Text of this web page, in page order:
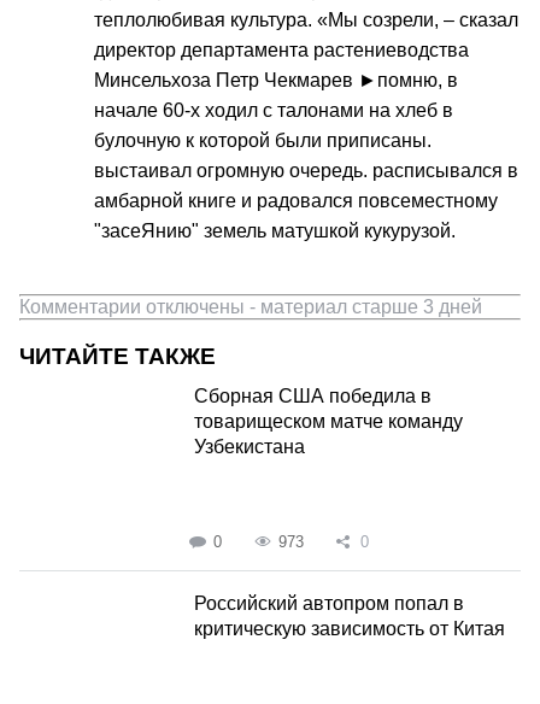
теплолюбивая культура. «Мы созрели, – сказал
директор департамента растениеводства
Минсельхоза Петр Чекмарев ►помню, в
начале 60-х ходил с талонами на хлеб в
булочную к которой были приписаны.
выстаивал огромную очередь. расписывался в
амбарной книге и радовался повсеместному
"засеЯнию" земель матушкой кукурузой.
Комментарии отключены - материал старше 3 дней
ЧИТАЙТЕ ТАКЖЕ
Сборная США победила в
товарищеском матче команду
Узбекистана
0 973 0
Российский автопром попал в
критическую зависимость от Китая